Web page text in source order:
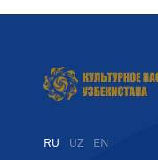
RU UZ EN